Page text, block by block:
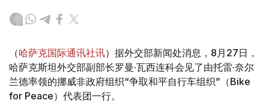
（哈萨克国际通讯社讯）据外交部新闻处消息，8月27日，
哈萨克斯坦外交部副部长罗曼·瓦西连科会见了由托雷·奈尔
兰德率领的挪威非政府组织“争取和平自行车组织”（Bike
for Peace）代表团一行。